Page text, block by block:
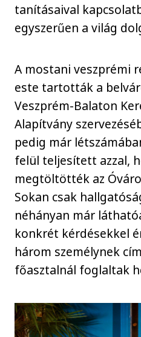
tanításaival
egyszerűen a világ
A mostani veszprémi
este tartották a
Veszprém-Balaton
Alapítvány
pedig már
felül teljesített azzal,
megtöltötték az
Sokan csak
néhányan már
konkrét kérdésekkel
három személynek
főasztalnál foglaltak